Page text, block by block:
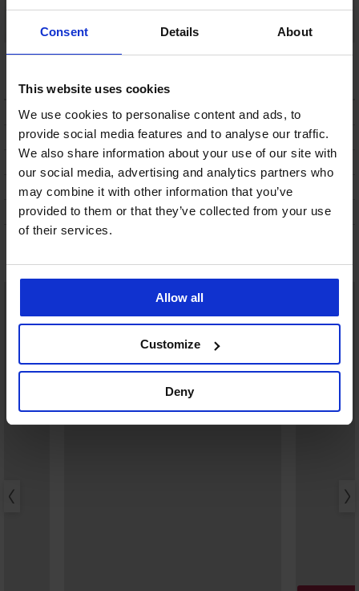
Consent Details About
This website uses cookies
We use cookies to personalise content and ads, to
provide social media features and to analyse our traffic.
We also share information about your use of our site with
our social media, advertising and analytics partners who
may combine it with other information that you’ve
provided to them or that they’ve collected from your use
of their services.
Allow all
Customize
Deny
Brazilky Amanda II
Brazilky Amanda I
Brazilky Katia
POPIS
DOPRAVA A PLATBA
VÝMĚNA
ÚDRŽBA A PRANÍ
O ZNAČCE
Mohlo by se vám líbit